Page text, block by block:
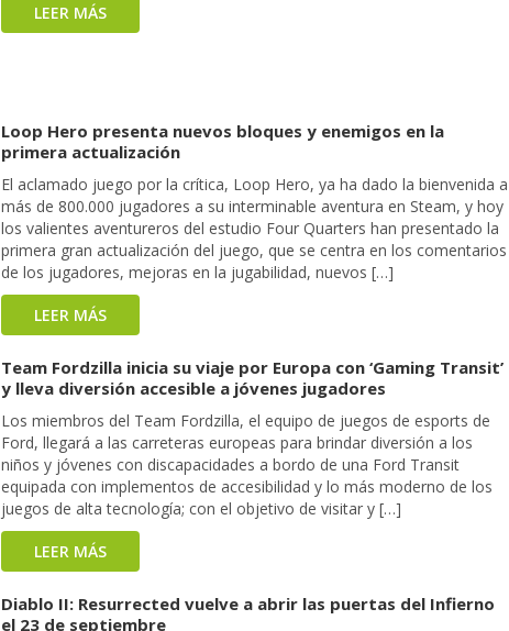
LEER MÁS
Loop Hero presenta nuevos bloques y enemigos en la
primera actualización
El aclamado juego por la crítica, Loop Hero, ya ha dado la bienvenida a
más de 800.000 jugadores a su interminable aventura en Steam, y hoy
los valientes aventureros del estudio Four Quarters han presentado la
primera gran actualización del juego, que se centra en los comentarios
de los jugadores, mejoras en la jugabilidad, nuevos […]
LEER MÁS
Team Fordzilla inicia su viaje por Europa con ‘Gaming Transit’
y lleva diversión accesible a jóvenes jugadores
Los miembros del Team Fordzilla, el equipo de juegos de esports de
Ford, llegará a las carreteras europeas para brindar diversión a los
niños y jóvenes con discapacidades a bordo de una Ford Transit
equipada con implementos de accesibilidad y lo más moderno de los
juegos de alta tecnología; con el objetivo de visitar y […]
LEER MÁS
Diablo II: Resurrected vuelve a abrir las puertas del Infierno
el 23 de septiembre